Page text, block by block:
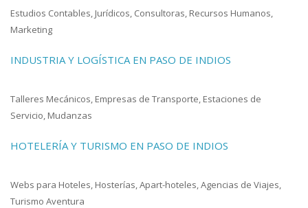
Estudios Contables, Jurídicos, Consultoras, Recursos Humanos,
Marketing
INDUSTRIA Y LOGÍSTICA EN PASO DE INDIOS
Talleres Mecánicos, Empresas de Transporte, Estaciones de
Servicio, Mudanzas
HOTELERÍA Y TURISMO EN PASO DE INDIOS
Webs para Hoteles, Hosterías, Apart-hoteles, Agencias de Viajes,
Turismo Aventura